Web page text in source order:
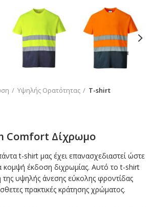
Υψηλής Ορατότητας T-shirt
Comfort Δίχρωμο
t-shirt μας έχει επανασχεδιαστεί ώστε
κομψή έκδοση διχρωμίας. Αυτό το t-shirt
υψηλής άνεσης εύκολης φροντίδας
πρακτικές κράτησης χρώματος.